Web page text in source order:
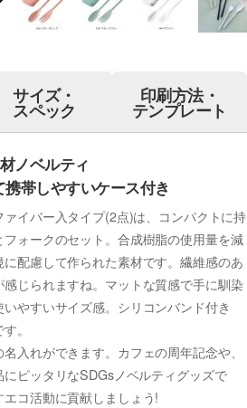
サイズ・
スペック
印刷方法・
テンプレート
ノベルティ
帯しやすいケース付き
イバー入タイプ(2点)は、コンパクトに持
ォークのセット。合成樹脂の使用量を減
配慮して作られた素材です。繊維感のあ
じられますね。マットな質感で手に馴染
やすいサイズ感。シリコンバンド付き
。
入れができます。カフェの周年記念や、
ピッタリなSDGsノベルティグッズで
コ活動に貢献しましょう!